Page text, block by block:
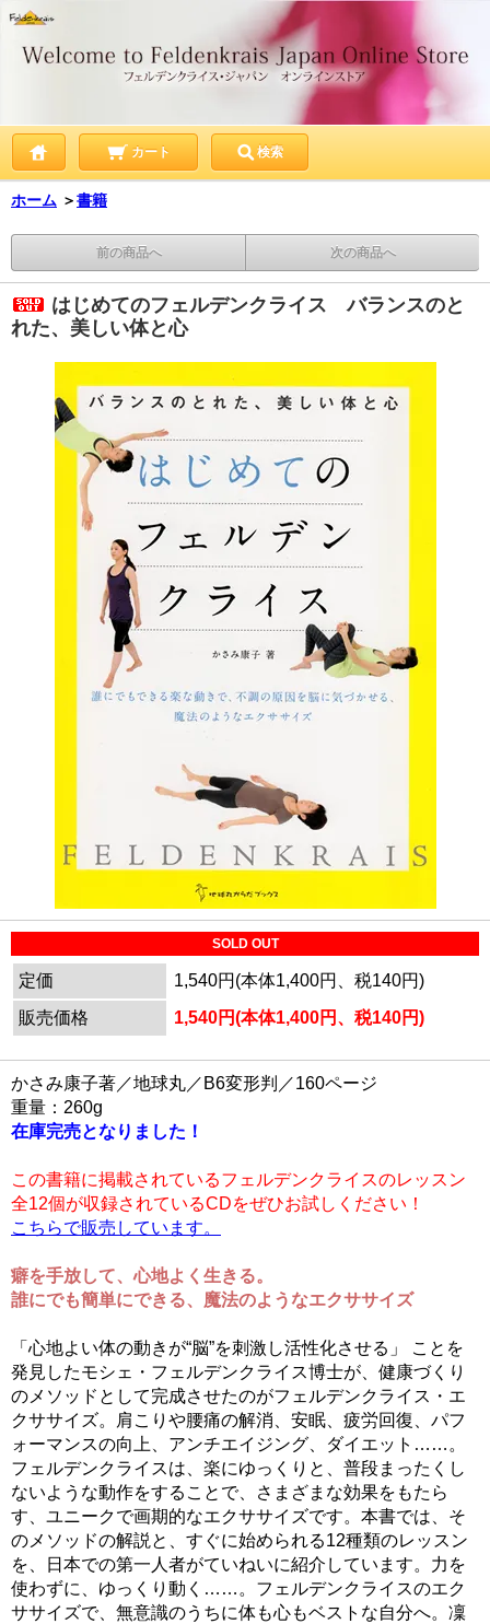
カート 検索
ホーム ＞書籍
前の商品へ 次の商品へ
はじめてのフェルデンクライス バランスのと
れた、美しい体と心
SOLD OUT
定価
1,540円(本体1,400円、税140円)
販売価格
1,540円(本体1,400円、税140円)
かさみ康子著／地球丸／B6変形判／160ページ
重量：260g
在庫完売となりました！
この書籍に掲載されているフェルデンクライスのレッスン
全12個が収録されているCDをぜひお試しください！
こちらで販売しています。
癖を手放して、心地よく生きる。
誰にでも簡単にできる、魔法のようなエクササイズ
「心地よい体の動きが“脳”を刺激し活性化させる」 ことを
発見したモシェ・フェルデンクライス博士が、健康づくり
のメソッドとして完成させたのがフェルデンクライス・エ
クササイズ。肩こりや腰痛の解消、安眠、疲労回復、パフ
ォーマンスの向上、アンチエイジング、ダイエット……。
フェルデンクライスは、楽にゆっくりと、普段まったくし
ないような動作をすることで、さまざまな効果をもたら
す、ユニークで画期的なエクササイズです。本書では、そ
のメソッドの解説と、すぐに始められる12種類のレッスン
を、日本での第一人者がていねいに紹介しています。力を
使わずに、ゆっくり動く……。フェルデンクライスのエク
ササイズで、無意識のうちに体も心もベストな自分へ。凜